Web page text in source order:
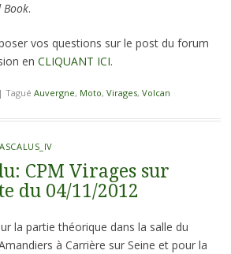
Book.
vos questions sur le post du forum
en CLIQUANT ICI.
| Tagué Auvergne, Moto, Virages, Volcan
CPM Virages sur
du 04/11/2012
la partie théorique dans la salle du
à Carrière sur Seine et pour la